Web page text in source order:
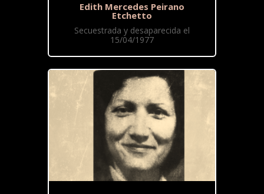
Edith Mercedes Peirano
Etchetto
Secuestrada y desaparecida el
15/04/1977